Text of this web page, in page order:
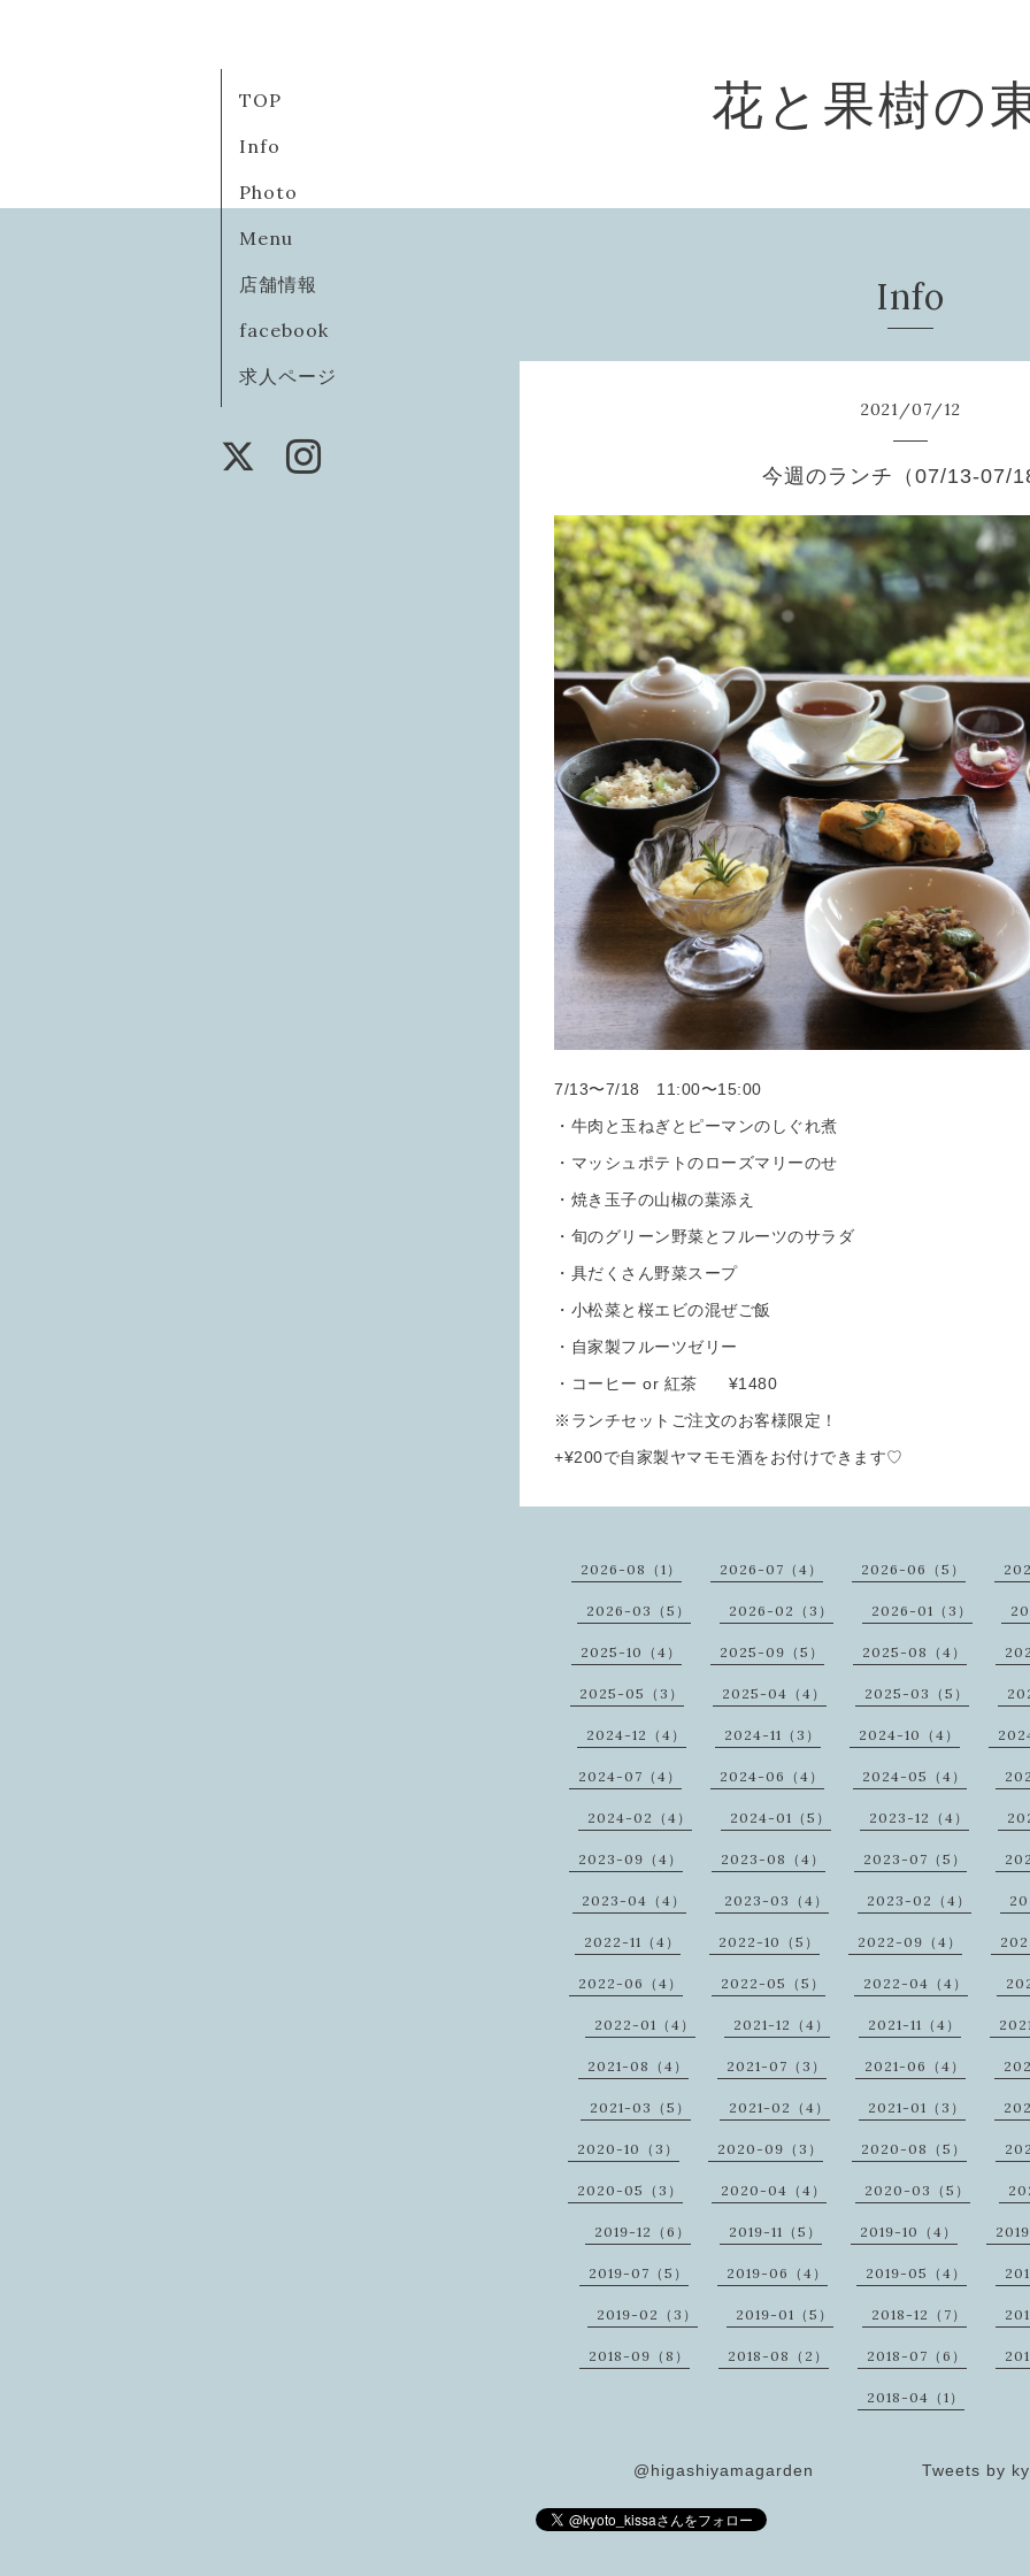
花と果樹の
TOP
Info
Photo
Menu
店舗情報
facebook
求人ページ
Info
2021/07/12
今週のランチ（07/13-07/
7/13〜7/18 11:00〜15:00
・牛肉と玉ねぎとピーマンのしぐれ煮
・マッシュポテトのローズマリーのせ
・焼き玉子の山椒の葉添え
・旬のグリーン野菜とフルーツのサラダ
・具だくさん野菜スープ
・小松菜と桜エビの混ぜご飯
・自家製フルーツゼリー
・コーヒー or 紅茶 ¥1480
※ランチセットご注文のお客様限定！
+¥200で自家製ヤマモモ酒をお付けできます♡
2026-08（1） 2026-07（4） 2026-06（5）
2026-03（5） 2026-02（3） 2026-01（3）
2025-10（4） 2025-09（5） 2025-08（4）
2025-05（3） 2025-04（4） 2025-03（5）
2024-12（4） 2024-11（3） 2024-10（4）
2024-07（4） 2024-06（4） 2024-05（4）
2024-02（4） 2024-01（5） 2023-12（4）
2023-09（4） 2023-08（4） 2023-07（5）
2023-04（4） 2023-03（4） 2023-02（4）
2022-11（4） 2022-10（5） 2022-09（4）
2022-06（4） 2022-05（5） 2022-04（4）
2022-01（4） 2021-12（4） 2021-11（4）
2021-08（4） 2021-07（3） 2021-06（4）
2021-03（5） 2021-02（4） 2021-01（3）
2020-10（3） 2020-09（3） 2020-08（5）
2020-05（3） 2020-04（4） 2020-03（5）
2019-12（6） 2019-11（5） 2019-10（4）
2019-07（5） 2019-06（4） 2019-05（4）
2019-02（3） 2019-01（5） 2018-12（7）
2018-09（8） 2018-08（2） 2018-07（6）
2018-04（1）
@higashiyamagarden Tweets by